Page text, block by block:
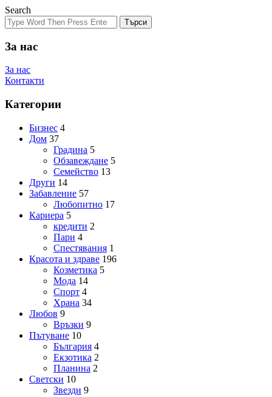
Search
Търси
За нас
За нас
Контакти
Категории
Бизнес 4
Дом 37
Градина 5
Обзавеждане 5
Семейство 13
Други 14
Забавление 57
Любопитно 17
Кариера 5
кредити 2
Пари 4
Спестявания 1
Красота и здраве 196
Козметика 5
Мода 14
Спорт 4
Храна 34
Любов 9
Връзки 9
Пътуване 10
България 4
Екзотика 2
Планина 2
Светски 10
Звезди 9